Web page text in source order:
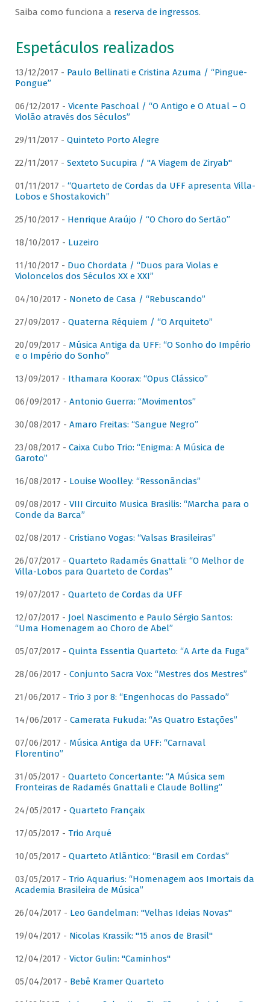
Saiba como funciona a reserva de ingressos.
Espetáculos realizados
13/12/2017 - Paulo Bellinati e Cristina Azuma / “Pingue-
Pongue”
06/12/2017 - Vicente Paschoal / “O Antigo e O Atual – O
Violão através dos Séculos”
29/11/2017 - Quinteto Porto Alegre
22/11/2017 - Sexteto Sucupira / "A Viagem de Ziryab"
01/11/2017 - “Quarteto de Cordas da UFF apresenta Villa-
Lobos e Shostakovich”
25/10/2017 - Henrique Araújo / “O Choro do Sertão”
18/10/2017 - Luzeiro
11/10/2017 - Duo Chordata / “Duos para Violas e
Violoncelos dos Séculos XX e XXI”
04/10/2017 - Noneto de Casa / “Rebuscando”
27/09/2017 - Quaterna Réquiem / “O Arquiteto”
20/09/2017 - Música Antiga da UFF: “O Sonho do Império
e o Império do Sonho”
13/09/2017 - Ithamara Koorax: “Opus Clássico”
06/09/2017 - Antonio Guerra: “Movimentos”
30/08/2017 - Amaro Freitas: “Sangue Negro”
23/08/2017 - Caixa Cubo Trio: “Enigma: A Música de
Garoto”
16/08/2017 - Louise Woolley: “Ressonâncias”
09/08/2017 - VIII Circuito Musica Brasilis: “Marcha para o
Conde da Barca”
02/08/2017 - Cristiano Vogas: “Valsas Brasileiras”
26/07/2017 - Quarteto Radamés Gnattali: “O Melhor de
Villa-Lobos para Quarteto de Cordas”
19/07/2017 - Quarteto de Cordas da UFF
12/07/2017 - Joel Nascimento e Paulo Sérgio Santos:
“Uma Homenagem ao Choro de Abel”
05/07/2017 - Quinta Essentia Quarteto: “A Arte da Fuga”
28/06/2017 - Conjunto Sacra Vox: “Mestres dos Mestres”
21/06/2017 - Trio 3 por 8: “Engenhocas do Passado”
14/06/2017 - Camerata Fukuda: “As Quatro Estações”
07/06/2017 - Música Antiga da UFF: “Carnaval
Florentino”
31/05/2017 - Quarteto Concertante: “A Música sem
Fronteiras de Radamés Gnattali e Claude Bolling”
24/05/2017 - Quarteto Françaix
17/05/2017 - Trio Arqué
10/05/2017 - Quarteto Atlântico: “Brasil em Cordas”
03/05/2017 - Trio Aquarius: “Homenagem aos Imortais da
Academia Brasileira de Música”
26/04/2017 - Leo Gandelman: "Velhas Ideias Novas"
19/04/2017 - Nicolas Krassik: "15 anos de Brasil"
12/04/2017 - Victor Gulin: "Caminhos"
05/04/2017 - Bebê Kramer Quarteto